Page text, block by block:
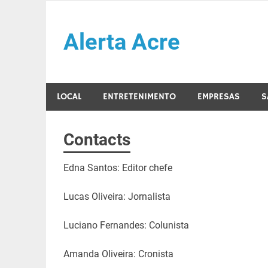
contentAlerta Acre
LOCAL ENTRETENIMENTO EMPRESAS
Contacts
Edna Santos: Editor chefe
Lucas Oliveira: Jornalista
Luciano Fernandes: Colunista
Amanda Oliveira: Cronista